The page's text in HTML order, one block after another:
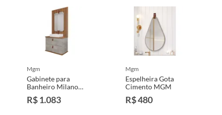
mgm
Gabinete para
Banheiro Milano
60cm
Freijó/cimento
R$ 1.083
mgm
Espelheira Gota
Cimento MGM
R$ 480